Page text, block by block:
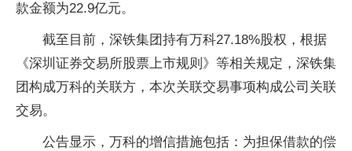
款金额为22.9亿元。
截至目前，深铁集团持有万科27.18%股权，根据
《深圳证券交易所股票上市规则》等相关规定，深铁集
团构成万科的关联方，本次关联交易事项构成公司关联
交易。
公告显示，万科的增信措施包括：为担保借款的偿